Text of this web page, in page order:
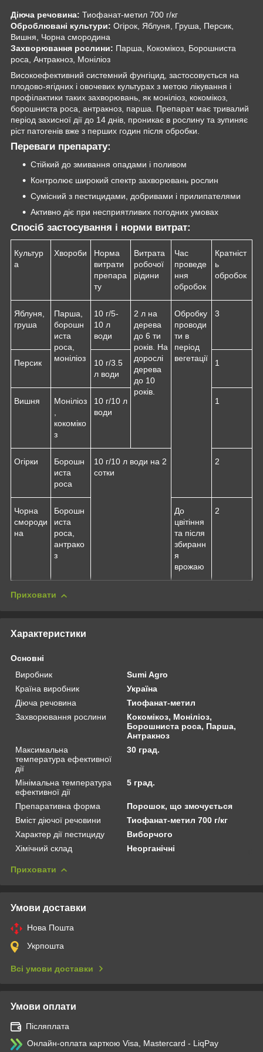
Діюча речовина: Тиофанат-метил 700 г/кг
Оброблювані культури: Огірок, Яблуня, Груша, Персик,
Вишня, Чорна смородина
Захворювання рослини: Парша, Кокомікоз, Борошниста
роса, Антракноз, Моніліоз
Високоефективний системний фунгіцид, застосовується на
плодово-ягідних і овочевих культурах з метою лікування і
профілактики таких захворювань, як моніліоз, кокомікоз,
борошниста роса, антракноз, парша. Препарат має тривалий
період захисної дії до 14 днів, проникає в рослину та зупиняє
ріст патогенів вже з перших годин після обробки.
Переваги препарату:
Стійкий до змивання опадами і поливом
Контролює широкий спектр захворювань рослин
Сумісний з пестицидами, добривами і прилипателями
Активно діє при несприятливих погодних умовах
Спосіб застосування і норми витрат:
Культур
а
Хвороби
Норма
витрати
препара
ту
Витрата
робочої
рідини
Час
проведе
ння
обробок
Кратніст
ь
обробок
Яблуня,
груша
Парша,
борошн
иста
роса,
моніліоз
10 г/5-
10 л
води
2 л на
дерева
до 6 ти
років. На
дорослі
дерева
до 10
років.
Обробку
проводи
ти в
період
вегетації
3
Персик
10 г/3.5
л води
1
Вишня
Моніліоз
,
кокоміко
з
10 г/10 л
води
1
Огірки
Борошн
иста
роса
10 г/10 л води на 2
сотки
2
Чорна
смороди
на
Борошн
иста
роса,
антрако
з
До
цвітіння
та після
збиранн
я
врожаю
2
Приховати
Характеристики
Основні
Виробник
Sumi Agro
Країна виробник
Україна
Діюча речовина
Тиофанат-метил
Захворювання рослини
Кокомікоз, Моніліоз,
Борошниста роса, Парша,
Антракноз
Максимальна
температура ефективної
дії
30 град.
Мінімальна температура
ефективної дії
5 град.
Препаративна форма
Порошок, що змочується
Вміст діючої речовини
Тиофанат-метил 700 г/кг
Характер дії пестициду
Виборчого
Хімічний склад
Неорганічні
Приховати
Умови доставки
Нова Пошта
Укрпошта
Всі умови доставки
Умови оплати
Післяплата
Онлайн-оплата карткою Visa, Mastercard - LiqPay